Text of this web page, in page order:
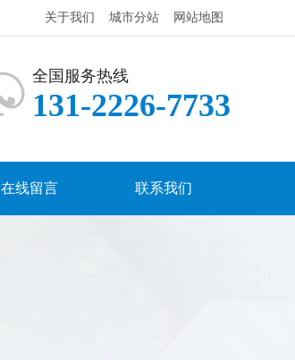
关于我们 城市分站 网站地图
全国服务热线
131-2226-7733
在线留言 联系我们